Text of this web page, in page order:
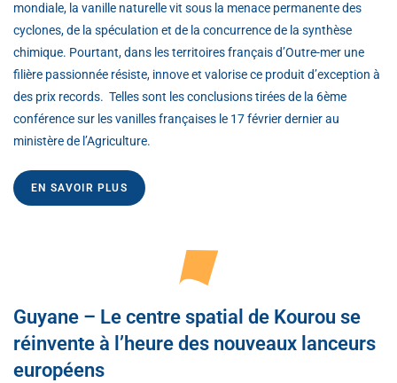
mondiale, la vanille naturelle vit sous la menace permanente des
cyclones, de la spéculation et de la concurrence de la synthèse
chimique. Pourtant, dans les territoires français d’Outre-mer une
filière passionnée résiste, innove et valorise ce produit d’exception à
des prix records. Telles sont les conclusions tirées de la 6ème
conférence sur les vanilles françaises le 17 février dernier au
ministère de l’Agriculture.
EN SAVOIR PLUS
Guyane – Le centre spatial de Kourou se
réinvente à l’heure des nouveaux lanceurs
européens